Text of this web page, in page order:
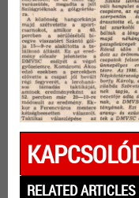
RELATED ARTICLES